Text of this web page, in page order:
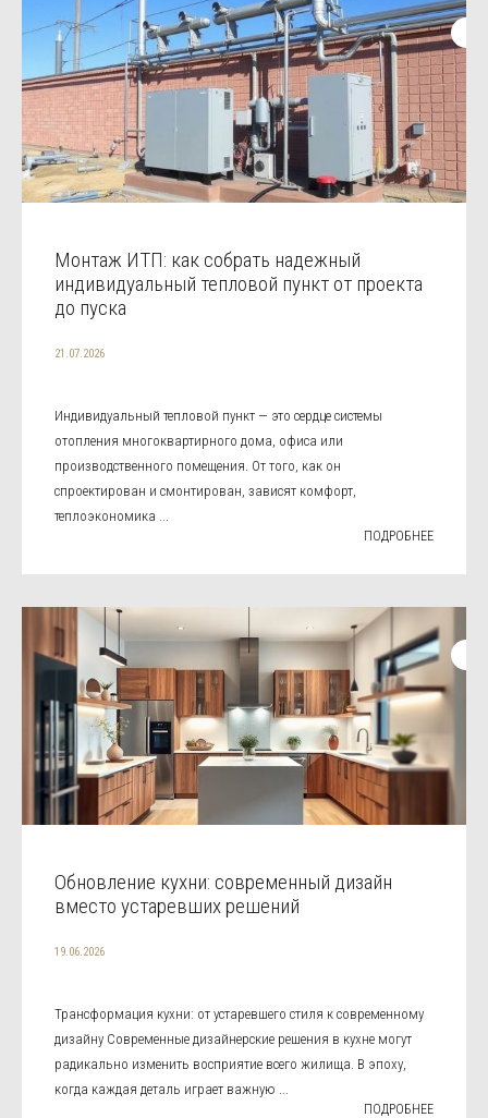
Монтаж ИТП: как собрать надежный
индивидуальный тепловой пункт от проекта
до пуска
21.07.2026
Индивидуальный тепловой пункт — это сердце системы
отопления многоквартирного дома, офиса или
производственного помещения. От того, как он
спроектирован и смонтирован, зависят комфорт,
теплоэкономика ...
ПОДРОБНЕЕ
Обновление кухни: современный дизайн
вместо устаревших решений
19.06.2026
Трансформация кухни: от устаревшего стиля к современному
дизайну Современные дизайнерские решения в кухне могут
радикально изменить восприятие всего жилища. В эпоху,
когда каждая деталь играет важную ...
ПОДРОБНЕЕ